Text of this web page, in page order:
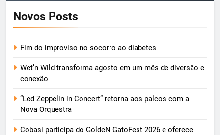
Novos Posts
Fim do improviso no socorro ao diabetes
Wet’n Wild transforma agosto em um mês de diversão e
conexão
“Led Zeppelin in Concert” retorna aos palcos com a
Nova Orquestra
Cobasi participa do GoldeN GatoFest 2026 e oferece